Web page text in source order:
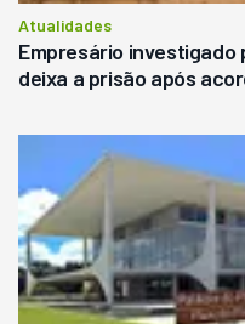
Atualidades
Empresário investigado
deixa a prisão após